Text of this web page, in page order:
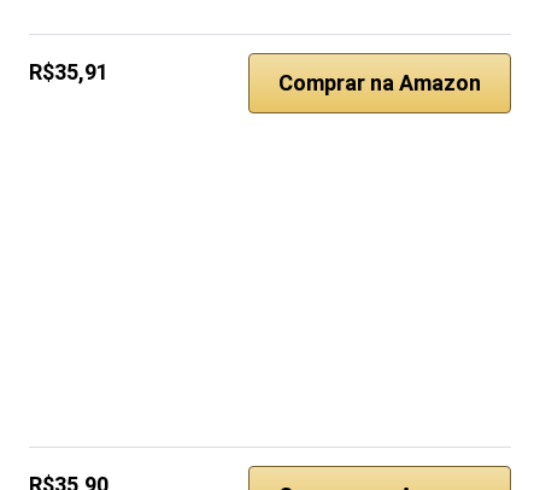
R$35,91 Comprar na Amazon
R$35,90